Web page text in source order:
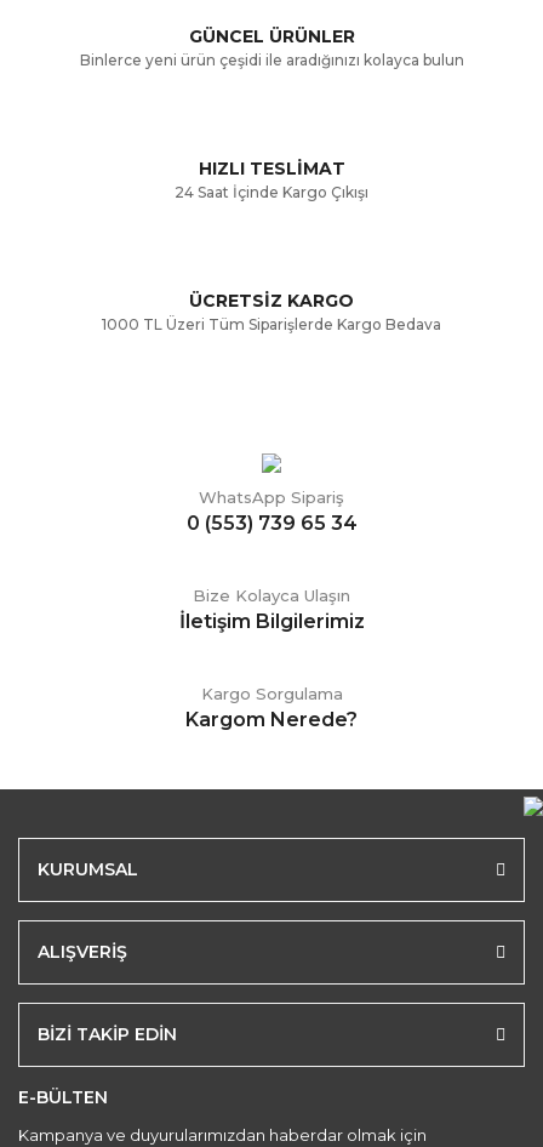
Ürün bilgilerinde hatalar bulunuyor.
Gönder
GÜNCEL ÜRÜNLER
Binlerce yeni ürün çeşidi ile aradığınızı kolayca bulun
HIZLI TESLİMAT
24 Saat İçinde Kargo Çıkışı
ÜCRETSİZ KARGO
1000 TL Üzeri Tüm Siparişlerde Kargo Bedava
WhatsApp Sipariş
0 (553) 739 65 34
Bize Kolayca Ulaşın
İletişim Bilgilerimiz
Kargo Sorgulama
Kargom Nerede?
KURUMSAL
ALIŞVERİŞ
BİZİ TAKİP EDİN
E-BÜLTEN
Kampanya ve duyurularımızdan haberdar olmak için